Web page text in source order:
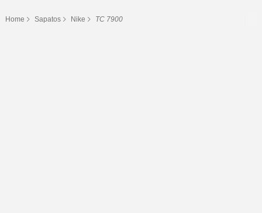
Home Sapatos Nike TC 7900